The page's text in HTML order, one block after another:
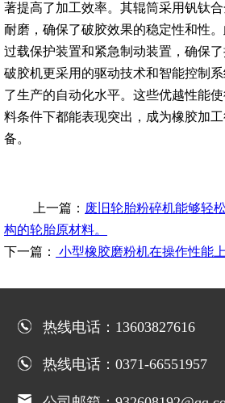
著提高了加工效率。其辊筒采用钒钛
耐磨，确保了破胶效果的稳定性和性。
过载保护装置和紧急制动装置，确保
破胶机更采用的驱动技术和智能控制
了生产的自动化水平。这些优越性能
料条件下都能表现突出，成为橡胶加
备。
上一篇： 废旧轮胎粉碎机能够轻
构的轮胎原材料。
下一篇：
小型橡胶磨粉机在操作性能
热线电话：13603827616
热线电话：0371-66551957